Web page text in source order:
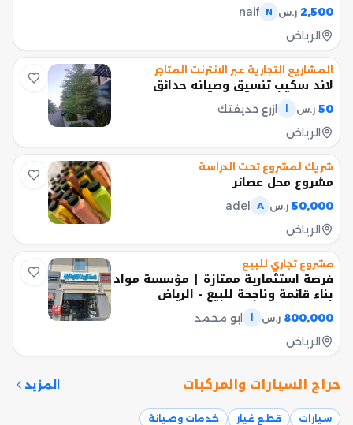
2,500 ر.س N
naif
الرياض
المشاريع التجارية عبر الانترنت المتاجر
لاند سكيب تنسيق وصيانه حدائق
50 ر.س
ازرع حديقتك
الرياض
شريك لمشروع تحت الدراسة
مشروع محل عصائر
50,000 ر.س A
adel
الرياض
مشروع تجاري للبيع
فرصة استثمارية ممتازة | مؤسسة مواد
بناء قائمة وناجحة للبيع - الرياض
800,000 ر.س
ابو محمد
الرياض
حراج السيارات والمركبات المزيد
سيارات قطع غيار خدمات وصيانة